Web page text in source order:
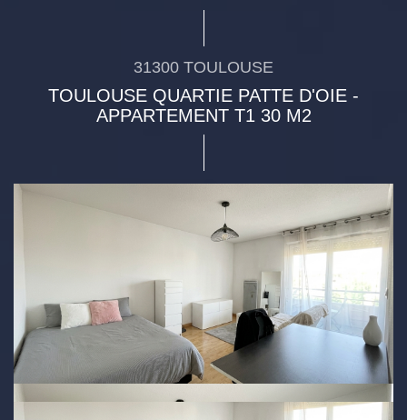
31300 TOULOUSE
TOULOUSE QUARTIE PATTE D'OIE -
APPARTEMENT T1 30 M2